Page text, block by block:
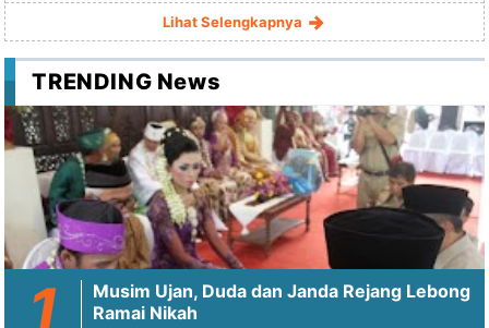
Lihat Selengkapnya
TRENDING News
Musim Ujan, Duda dan Janda Rejang Lebong
Ramai Nikah